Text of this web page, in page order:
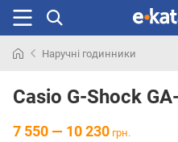
раніше
Наручні годинники
Casio G-Shock
7 550 — 10 230 грн.